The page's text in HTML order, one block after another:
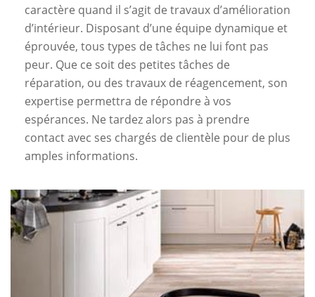
caractère quand il s’agit de travaux d’amélioration
d’intérieur. Disposant d’une équipe dynamique et
éprouvée, tous types de tâches ne lui font pas
peur. Que ce soit des petites tâches de
réparation, ou des travaux de réagencement, son
expertise permettra de répondre à vos
espérances. Ne tardez alors pas à prendre
contact avec ses chargés de clientèle pour de plus
amples informations.